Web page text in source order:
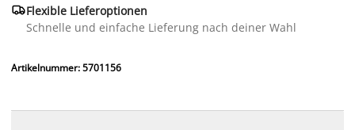
Flexible Lieferoptionen
Schnelle und einfache Lieferung nach deiner Wahl
Artikelnummer: 5701156